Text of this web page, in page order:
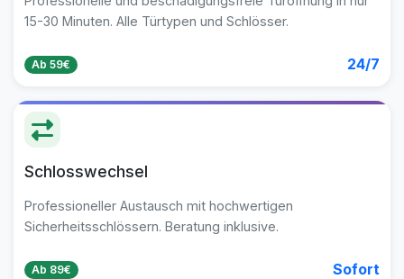
15-30 Minuten. Alle Türtypen und Schlösser.
Ab 59€ 24/7
Schlosswechsel
Professioneller Austausch mit hochwertigen
Sicherheitsschlössern. Beratung inklusive.
Ab 89€ Sofort